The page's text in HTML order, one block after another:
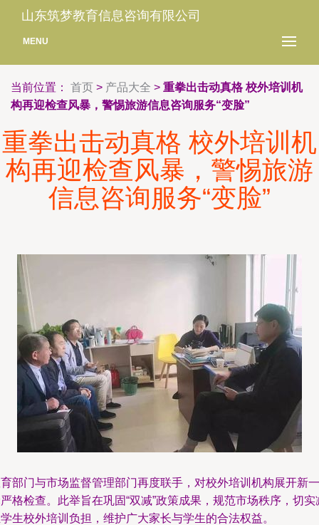
山东筑梦教育信息咨询有限公司
MENU
当前位置： 首页 > 产品大全 > 重拳出击动真格 校外培训机
构再迎检查风暴，警惕旅游信息咨询服务“变脸”
重拳出击动真格 校外培训机
构再迎检查风暴，警惕旅游
信息咨询服务“变脸”
部门与市场监督管理部门再度联手，对校外培训机构展开新一
格检查。此举旨在巩固“双减”政策成果，规范市场秩序，切实
生校外培训负担，维护广大家长与学生的合法权益。